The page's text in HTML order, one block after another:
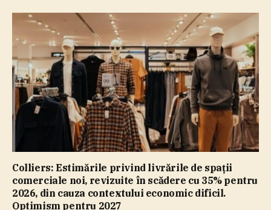
Colliers: Estimările privind livrările de spaţii
comerciale noi, revizuite în scădere cu 35% pentru
2026, din cauza contextului economic dificil.
Optimism pentru 2027